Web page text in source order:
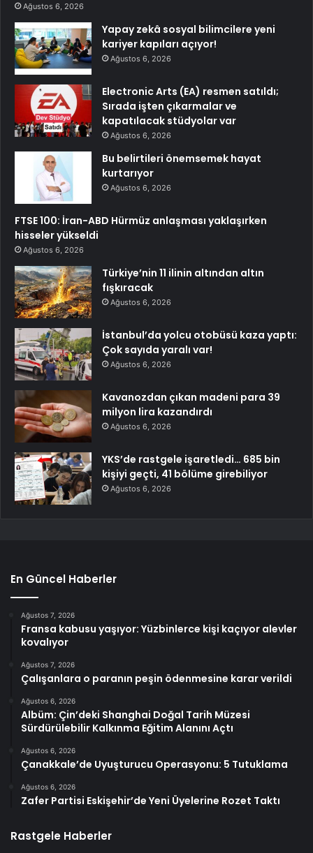
Ağustos 6, 2026
Yapay zekâ sosyal bilimcilere yeni
kariyer kapıları açıyor!
Ağustos 6, 2026
Electronic Arts (EA) resmen satıldı;
Sırada işten çıkarmalar ve
kapatılacak stüdyolar var
Ağustos 6, 2026
Bu belirtileri önemsemek hayat
kurtarıyor
Ağustos 6, 2026
FTSE 100: İran-ABD Hürmüz anlaşması yaklaşırken
hisseler yükseldi
Ağustos 6, 2026
Türkiye’nin 11 ilinin altından altın
fışkıracak
Ağustos 6, 2026
İstanbul’da yolcu otobüsü kaza yaptı:
Çok sayıda yaralı var!
Ağustos 6, 2026
Kavanozdan çıkan madeni para 39
milyon lira kazandırdı
Ağustos 6, 2026
YKS’de rastgele işaretledi… 685 bin
kişiyi geçti, 41 bölüme girebiliyor
Ağustos 6, 2026
En Güncel Haberler
Ağustos 7, 2026
Fransa kabusu yaşıyor: Yüzbinlerce kişi kaçıyor alevler
kovalıyor
Ağustos 7, 2026
Çalışanlara o paranın peşin ödenmesine karar verildi
Ağustos 6, 2026
Albüm: Çin’deki Shanghai Doğal Tarih Müzesi
Sürdürülebilir Kalkınma Eğitim Alanını Açtı
Ağustos 6, 2026
Çanakkale’de Uyuşturucu Operasyonu: 5 Tutuklama
Ağustos 6, 2026
Zafer Partisi Eskişehir’de Yeni Üyelerine Rozet Taktı
Rastgele Haberler